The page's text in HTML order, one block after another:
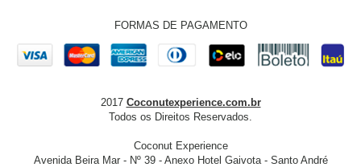
FORMAS DE PAGAMENTO
2017 Coconutexperience.com.br
Todos os Direitos Reservados.
Coconut Experience
Avenida Beira Mar - Nº 39 - Anexo Hotel Gaivota - Santo André